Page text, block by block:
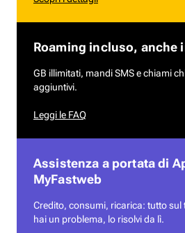
Roaming incluso, anche
GB illimitati, mandi SMS e chiami
aggiuntivi.
Leggi le FAQ
Assistenza a portata di
MyFastweb
Credito, consumi, ricarica: tutto sul
hai un problema, lo risolvi da lì.